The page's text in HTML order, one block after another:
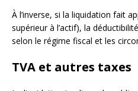
À l’inverse, si la liquidation fait
supérieur à l’actif), la
selon le régime fiscal et les
TVA et autres taxes